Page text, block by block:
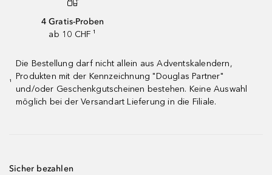
4 Gratis-Proben
ab 10 CHF ¹
¹
Die Bestellung darf nicht allein aus Adventskalendern,
Produkten mit der Kennzeichnung "Douglas Partner"
und/oder Geschenkgutscheinen bestehen. Keine Auswahl
möglich bei der Versandart Lieferung in die Filiale.
Sicher bezahlen